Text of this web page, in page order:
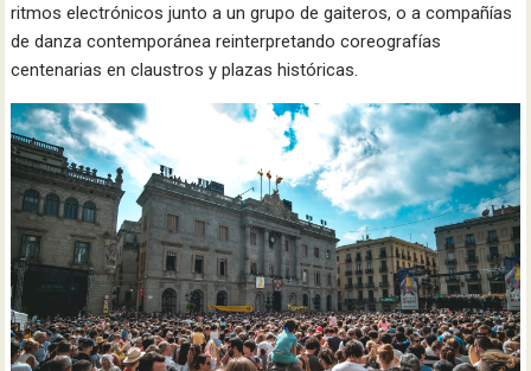
ritmos electrónicos junto a un grupo de gaiteros, o a compañías
de danza contemporánea reinterpretando coreografías
centenarias en claustros y plazas históricas.